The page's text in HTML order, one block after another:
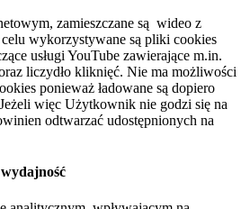
zamieszczane są wideo z
wykorzystywane są pliki cookies
usługi YouTube zawierające m.in.
liczydło kliknięć. Nie ma możliwości
ponieważ ładowane są dopiero
więc Użytkownik nie godzi się na
odtwarzać udostępnionych na